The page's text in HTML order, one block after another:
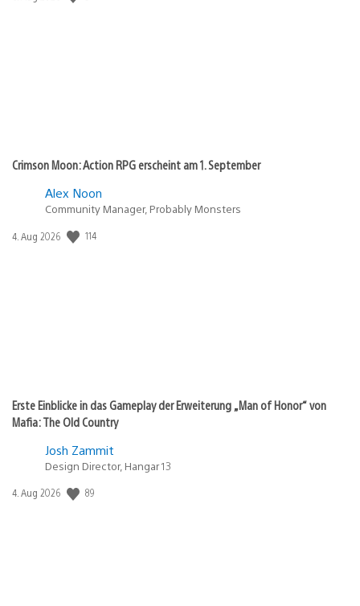
Crimson Moon: Action RPG erscheint am 1. September
Alex Noon
Community Manager, Probably Monsters
Veröffentlichungsdatum:
4. Aug 2026 114
Erste Einblicke in das Gameplay der Erweiterung „Man of Honor“ von
Mafia: The Old Country
Josh Zammit
Design Director, Hangar 13
Veröffentlichungsdatum:
4. Aug 2026 89